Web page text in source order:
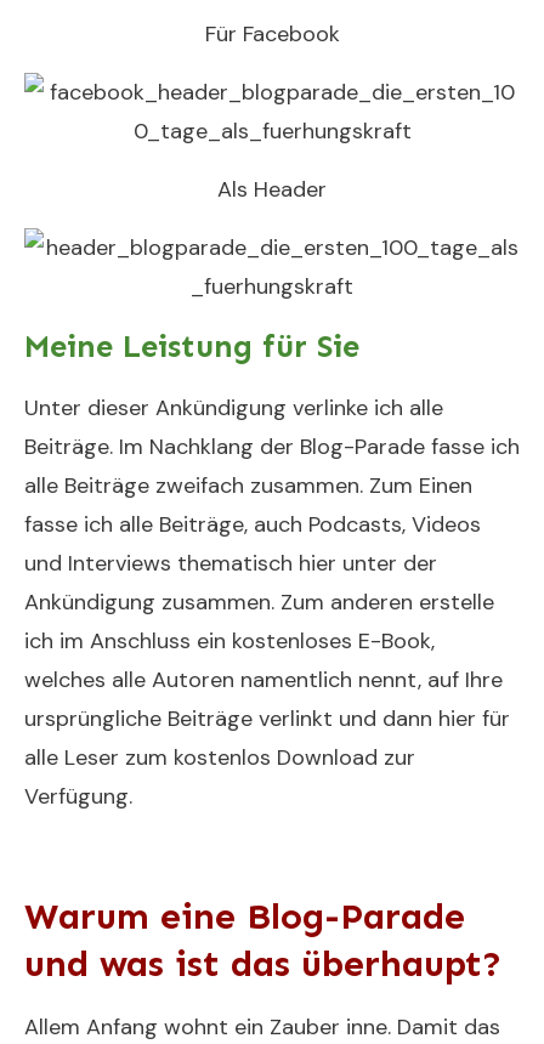
Für Facebook
Als Header
Meine Leistung für Sie
Unter dieser Ankündigung verlinke ich alle
Beiträge. Im Nachklang der Blog-Parade fasse ich
alle Beiträge zweifach zusammen. Zum Einen
fasse ich alle Beiträge, auch Podcasts, Videos
und Interviews thematisch hier unter der
Ankündigung zusammen. Zum anderen erstelle
ich im Anschluss ein kostenloses E-Book,
welches alle Autoren namentlich nennt, auf Ihre
ursprüngliche Beiträge verlinkt und dann hier für
alle Leser zum kostenlos Download zur
Verfügung.
Warum eine Blog-Parade
und was ist das überhaupt?
Allem Anfang wohnt ein Zauber inne. Damit das